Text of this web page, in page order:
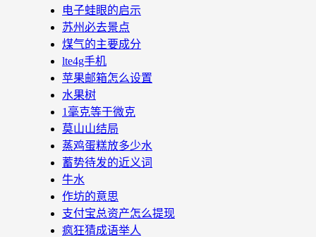
电子蛙眼的启示
苏州必去景点
煤气的主要成分
lte4g手机
苹果邮箱怎么设置
水果树
1毫克等于微克
莫山山结局
蒸鸡蛋糕放多少水
蓄势待发的近义词
牛水
作坊的意思
支付宝总资产怎么提现
疯狂猜成语举人